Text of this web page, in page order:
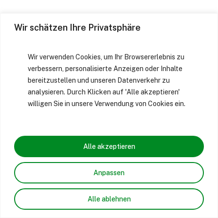
Wir schätzen Ihre Privatsphäre
Wir verwenden Cookies, um Ihr Browsererlebnis zu
verbessern, personalisierte Anzeigen oder Inhalte
bereitzustellen und unseren Datenverkehr zu
analysieren. Durch Klicken auf 'Alle akzeptieren'
willigen Sie in unsere Verwendung von Cookies ein.
Anpassen
Alle ablehnen
Alle akzeptieren